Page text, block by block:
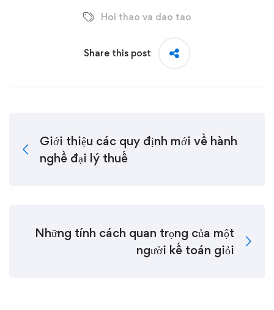
Hoi thao va dao tao
Share this post
Giới thiệu các quy định mới về hành
nghề đại lý thuế
Những tính cách quan trọng của một
người kế toán giỏi